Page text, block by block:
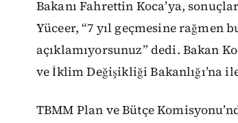
Bakanı Fahrettin Koca’ya,
Yüceer, “7 yıl geçmesine rağmen
açıklamıyorsunuz” dedi. Bakan
ve İklim Değişikliği Bakanlığı’na
TBMM Plan ve Bütçe